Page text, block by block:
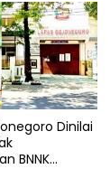
Dinilai
BNNK